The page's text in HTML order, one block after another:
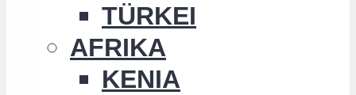
TÜRKEI
AFRIKA
KENIA